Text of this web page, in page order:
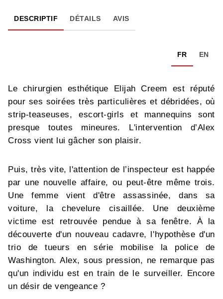
DESCRIPTIF DÉTAILS AVIS
FR EN
Le chirurgien esthétique Elijah Creem est réputé
pour ses soirées très particulières et débridées, où
strip-teaseuses, escort-girls et mannequins sont
presque toutes mineures. L'intervention d’Alex
Cross vient lui gâcher son plaisir.
Puis, très vite, l'attention de l’inspecteur est happée
par une nouvelle affaire, ou peut-être même trois.
Une femme vient d'être assassinée, dans sa
voiture, la chevelure cisaillée. Une deuxième
victime est retrouvée pendue à sa fenêtre. À la
découverte d'un nouveau cadavre, l'hypothèse d'un
trio de tueurs en série mobilise la police de
Washington. Alex, sous pression, ne remarque pas
qu'un individu est en train de le surveiller. Encore
un désir de vengeance ?